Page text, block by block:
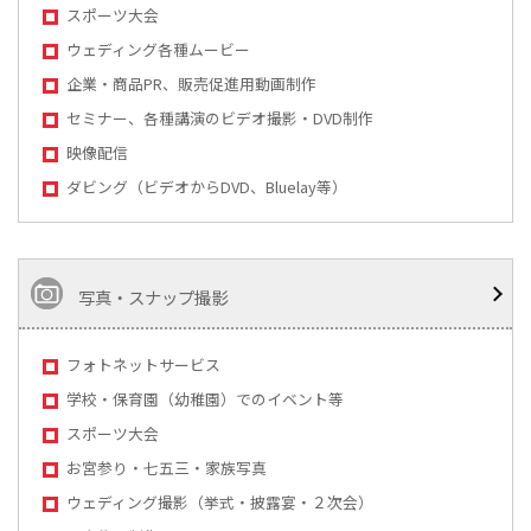
スポーツ大会
ウェディング各種ムービー
企業・商品PR、販売促進用動画制作
セミナー、各種講演のビデオ撮影・DVD制作
映像配信
ダビング（ビデオからDVD、Bluelay等）
写真・スナップ撮影
フォトネットサービス
学校・保育園（幼稚園）でのイベント等
スポーツ大会
お宮参り・七五三・家族写真
ウェディング撮影（挙式・披露宴・２次会）